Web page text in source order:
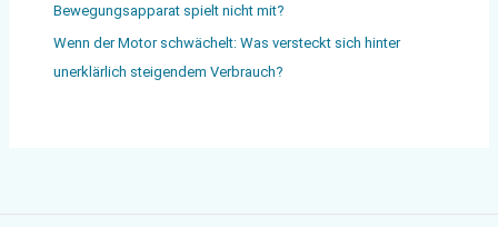
Bewegungsapparat spielt nicht mit?
Wenn der Motor schwächelt: Was versteckt sich hinter
unerklärlich steigendem Verbrauch?